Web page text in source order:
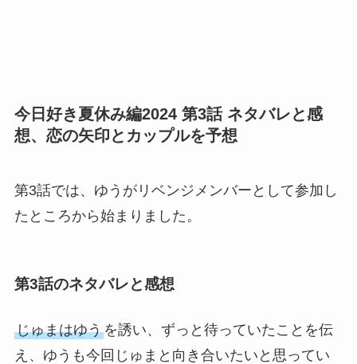
今日好き夏休み編2024 第3話 ネタバレと感
想、恋の矢印とカップルを予想
第3話では、ゆうがリベンジメンバーとして参加し
たところから始まりました。
第3話のネタバレと感想
じゅまはゆうを誘い、ずっと待っていたことを伝
え、ゆうも今回じゅまと向き合いたいと思ってい